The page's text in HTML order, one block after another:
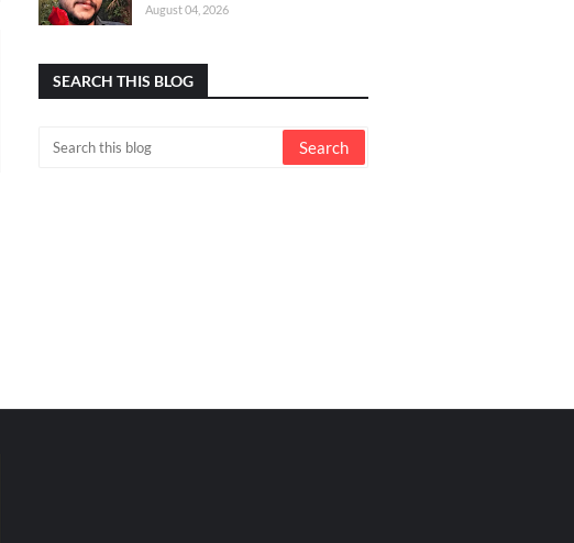
August 04, 2026
SEARCH THIS BLOG